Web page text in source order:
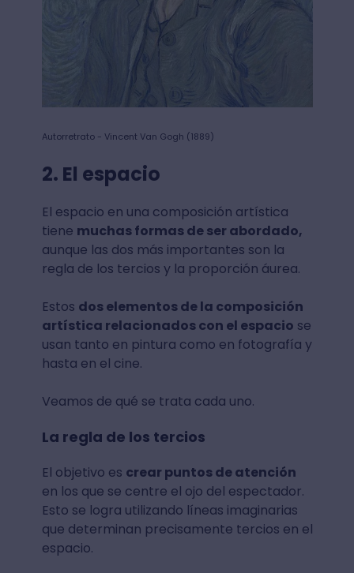
Autorretrato - Vincent Van Gogh (1889)
2. El espacio
El espacio en una composición artística
tiene muchas formas de ser abordado,
aunque las dos más importantes son la
regla de los tercios y la proporción áurea.
Estos dos elementos de la composición
artística relacionados con el espacio se
usan tanto en pintura como en fotografía y
hasta en el cine.
Veamos de qué se trata cada uno.
La regla de los tercios
El objetivo es crear puntos de atención
en los que se centre el ojo del espectador.
Esto se logra utilizando líneas imaginarias
que determinan precisamente tercios en el
espacio.